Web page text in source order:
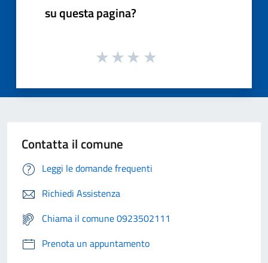
su questa pagina?
Contatta il comune
Leggi le domande frequenti
Richiedi Assistenza
Chiama il comune 0923502111
Prenota un appuntamento